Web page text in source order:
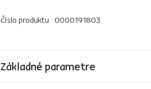
Číslo produktu : 0000191803
Základné parametre